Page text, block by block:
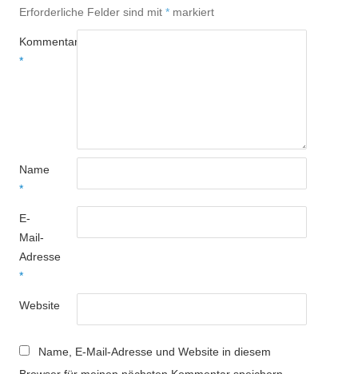
Erforderliche Felder sind mit * markiert
Kommentar
*
Name
*
E-
Mail-
Adresse
*
Website
Name, E-Mail-Adresse und Website in diesem